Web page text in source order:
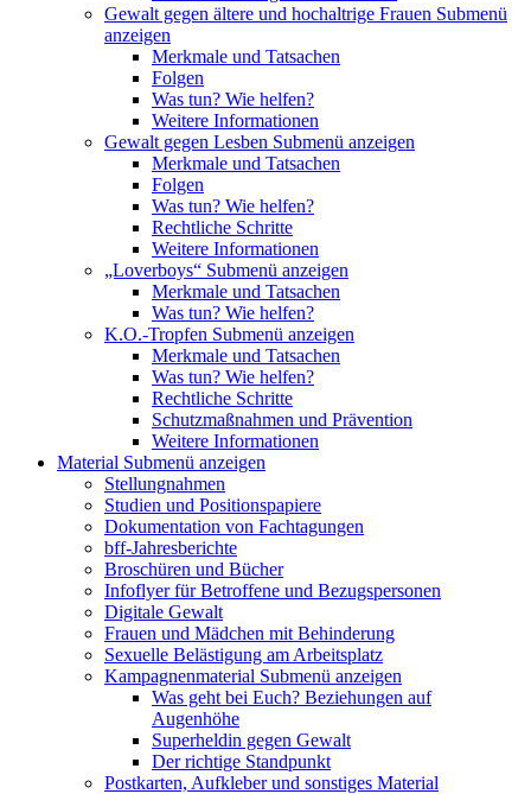
Gewalt gegen ältere und hochaltrige Frauen Submenü
anzeigen
Merkmale und Tatsachen
Folgen
Was tun? Wie helfen?
Weitere Informationen
Gewalt gegen Lesben Submenü anzeigen
Merkmale und Tatsachen
Folgen
Was tun? Wie helfen?
Rechtliche Schritte
Weitere Informationen
„Loverboys“ Submenü anzeigen
Merkmale und Tatsachen
Was tun? Wie helfen?
K.O.-Tropfen Submenü anzeigen
Merkmale und Tatsachen
Was tun? Wie helfen?
Rechtliche Schritte
Schutzmaßnahmen und Prävention
Weitere Informationen
Material Submenü anzeigen
Stellungnahmen
Studien und Positionspapiere
Dokumentation von Fachtagungen
bff-Jahresberichte
Broschüren und Bücher
Infoflyer für Betroffene und Bezugspersonen
Digitale Gewalt
Frauen und Mädchen mit Behinderung
Sexuelle Belästigung am Arbeitsplatz
Kampagnenmaterial Submenü anzeigen
Was geht bei Euch? Beziehungen auf
Augenhöhe
Superheldin gegen Gewalt
Der richtige Standpunkt
Postkarten, Aufkleber und sonstiges Material